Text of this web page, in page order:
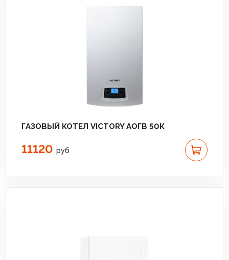
ГАЗОВЫЙ КОТЕЛ VICTORY АОГВ 50К
11120 руб